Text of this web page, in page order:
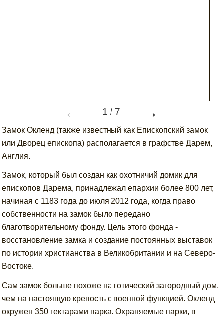
← 1 / 7 →
Замок Окленд (также известный как Епископский замок
или Дворец епископа) располагается в графстве Дарем,
Англия.
Замок, который был создан как охотничий домик для
епископов Дарема, принадлежал епархии более 800 лет,
начиная с 1183 года до июля 2012 года, когда право
собственности на замок было передано
благотворительному фонду. Цель этого фонда -
восстановление замка и создание постоянных выставок
по истории христианства в Великобритании и на Северо-
Востоке.
Сам замок больше похоже на готический загородный дом,
чем на настоящую крепость с военной функцией. Окленд
окружен 350 гектарами парка. Охраняемые парки, в